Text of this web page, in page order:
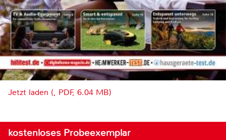
Jetzt laden (, PDF, 6.04 MB)
kostenloses Probeexemplar